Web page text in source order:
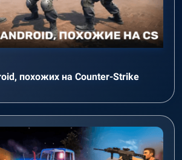
похожих на Counter-Strike